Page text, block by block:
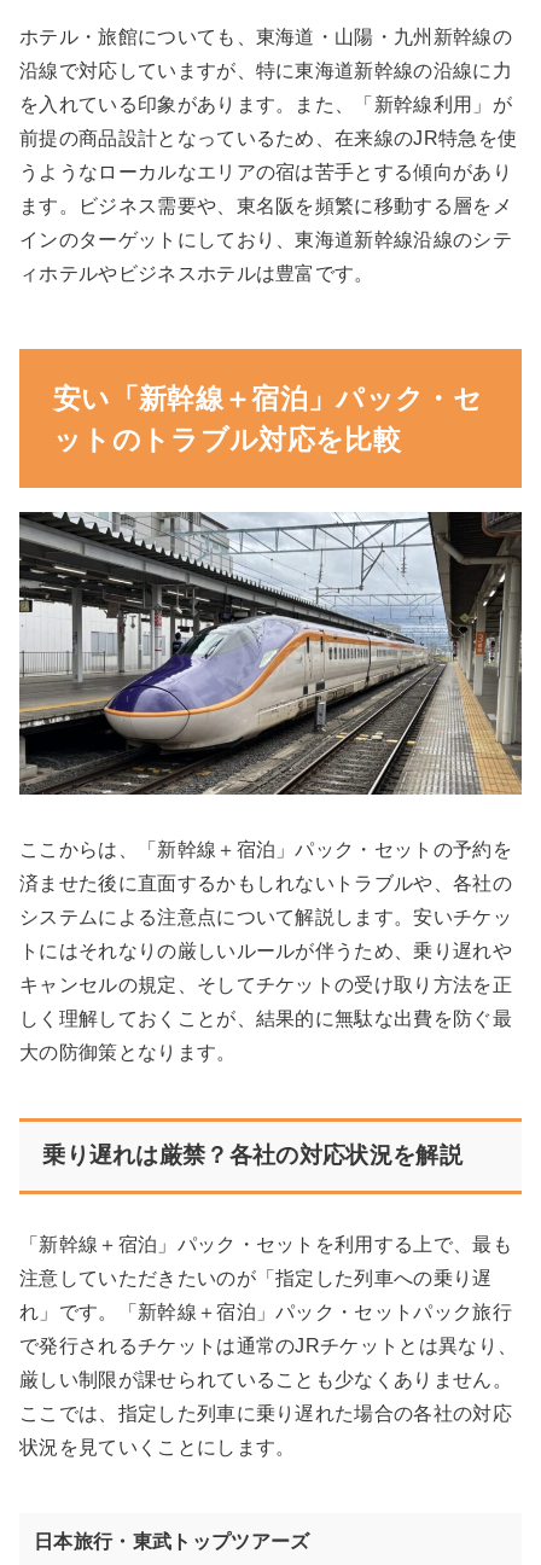
ホテル・旅館についても、東海道・山陽・九州新幹線の
沿線で対応していますが、特に東海道新幹線の沿線に力
を入れている印象があります。また、「新幹線利用」が
前提の商品設計となっているため、在来線のJR特急を使
うようなローカルなエリアの宿は苦手とする傾向があり
ます。ビジネス需要や、東名阪を頻繁に移動する層をメ
インのターゲットにしており、東海道新幹線沿線のシテ
ィホテルやビジネスホテルは豊富です。
安い「新幹線＋宿泊」パック・セ
ットのトラブル対応を比較
ここからは、「新幹線＋宿泊」パック・セットの予約を
済ませた後に直面するかもしれないトラブルや、各社の
システムによる注意点について解説します。安いチケッ
トにはそれなりの厳しいルールが伴うため、乗り遅れや
キャンセルの規定、そしてチケットの受け取り方法を正
しく理解しておくことが、結果的に無駄な出費を防ぐ最
大の防御策となります。
乗り遅れは厳禁？各社の対応状況を解説
「新幹線＋宿泊」パック・セットを利用する上で、最も
注意していただきたいのが「指定した列車への乗り遅
れ」です。「新幹線＋宿泊」パック・セットパック旅行
で発行されるチケットは通常のJRチケットとは異なり、
厳しい制限が課せられていることも少なくありません。
ここでは、指定した列車に乗り遅れた場合の各社の対応
状況を見ていくことにします。
日本旅行・東武トップツアーズ